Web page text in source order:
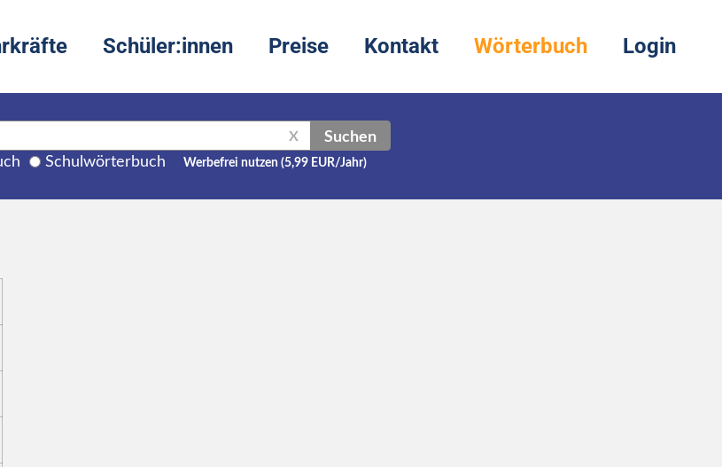
Schüler:innen Preise Kontakt Wörterbuch Login
X Suchen
Schulwörterbuch Werbefrei nutzen (5,99 EUR/Jahr)